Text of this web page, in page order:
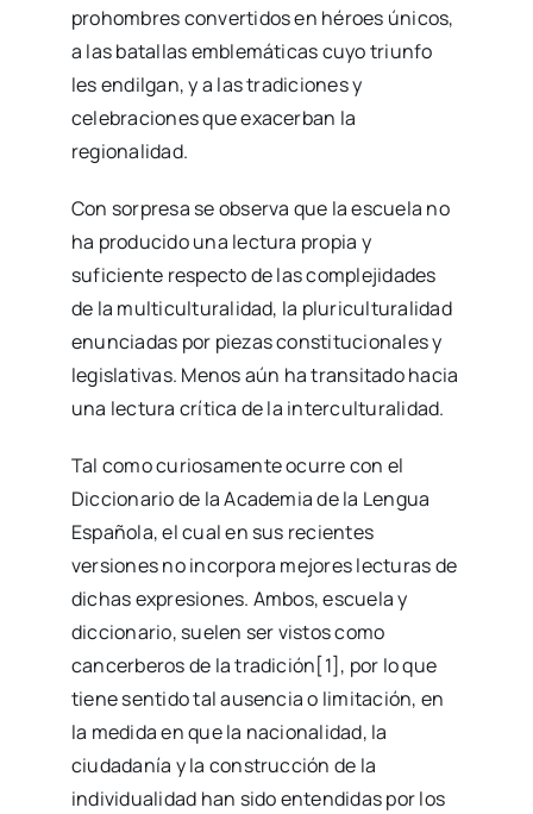
prohombres convertidos en héroes únicos,
a las batallas emblemáticas cuyo triunfo
les endilgan, y a las tradiciones y
celebraciones que exacerban la
regionalidad.
Con sorpresa se observa que la escuela no
ha producido una lectura propia y
suficiente respecto de las complejidades
de la multiculturalidad, la pluriculturalidad
enunciadas por piezas constitucionales y
legislativas. Menos aún ha transitado hacia
una lectura crítica de la interculturalidad.
Tal como curiosamente ocurre con el
Diccionario de la Academia de la Lengua
Española, el cual en sus recientes
versiones no incorpora mejores lecturas de
dichas expresiones. Ambos, escuela y
diccionario, suelen ser vistos como
cancerberos de la tradición[1], por lo que
tiene sentido tal ausencia o limitación, en
la medida en que la nacionalidad, la
ciudadanía y la construcción de la
individualidad han sido entendidas por los